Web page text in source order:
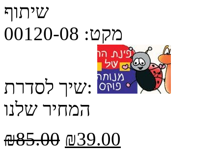
שיתוף
מקט: 00120-08
שיך לסדרת:
המחיר שלנו
₪85.00 ₪39.00